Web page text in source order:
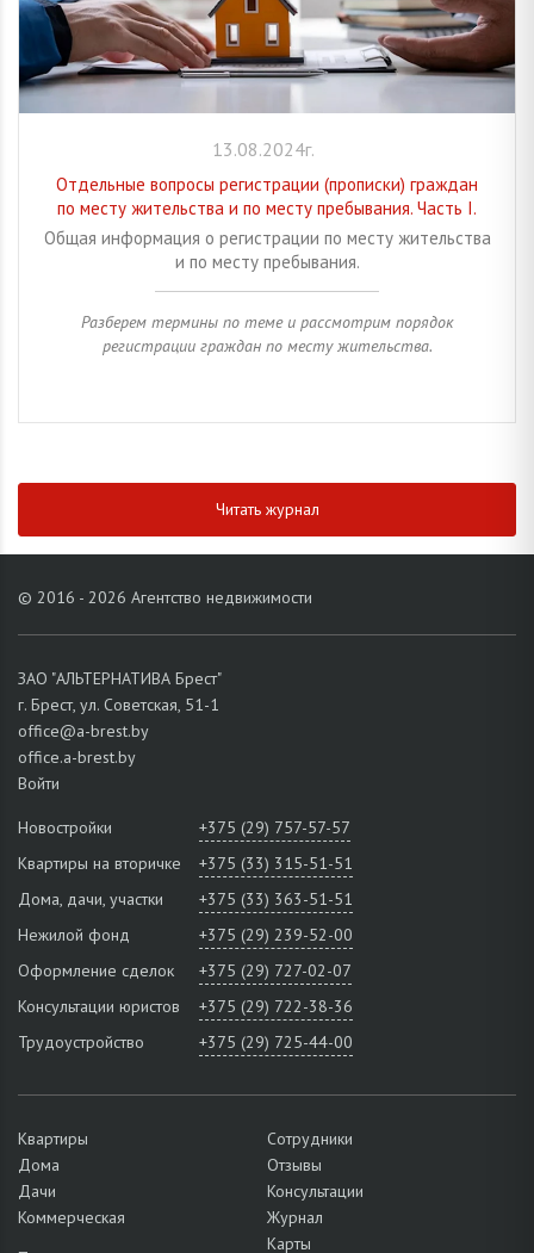
13.08.2024г.
Отдельные вопросы регистрации (прописки) граждан
по месту жительства и по месту пребывания. Часть I.
Общая информация о регистрации по месту жительства
и по месту пребывания.
Разберем термины по теме и рассмотрим порядок
регистрации граждан по месту жительства.
Читать журнал
© 2016 - 2026 Агентство недвижимости
ЗАО "АЛЬТЕРНАТИВА Брест"
г. Брест, ул. Советская, 51-1
office@a-brest.by
office.a-brest.by
Войти
Новостройки
+375 (29) 757-57-57
Квартиры на вторичке
+375 (33) 315-51-51
Дома, дачи, участки
+375 (33) 363-51-51
Нежилой фонд
+375 (29) 239-52-00
Оформление сделок
+375 (29) 727-02-07
Консультации юристов
+375 (29) 722-38-36
Трудоустройство
+375 (29) 725-44-00
Квартиры
Дома
Дачи
Коммерческая
Сотрудники
Отзывы
Консультации
Журнал
Карты